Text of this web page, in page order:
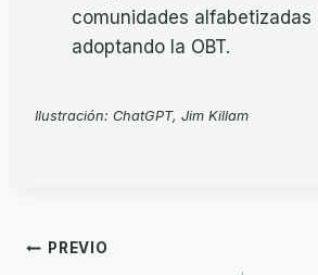
comunidades alfabetizadas
adoptando la OBT.
Ilustración: ChatGPT, Jim Killam
Navegación
PREVIO